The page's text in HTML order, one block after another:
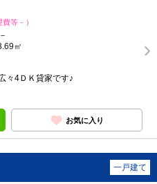
費等－）
㎡
々4ＤＫ貸家です♪
お気に入り
一戸建て